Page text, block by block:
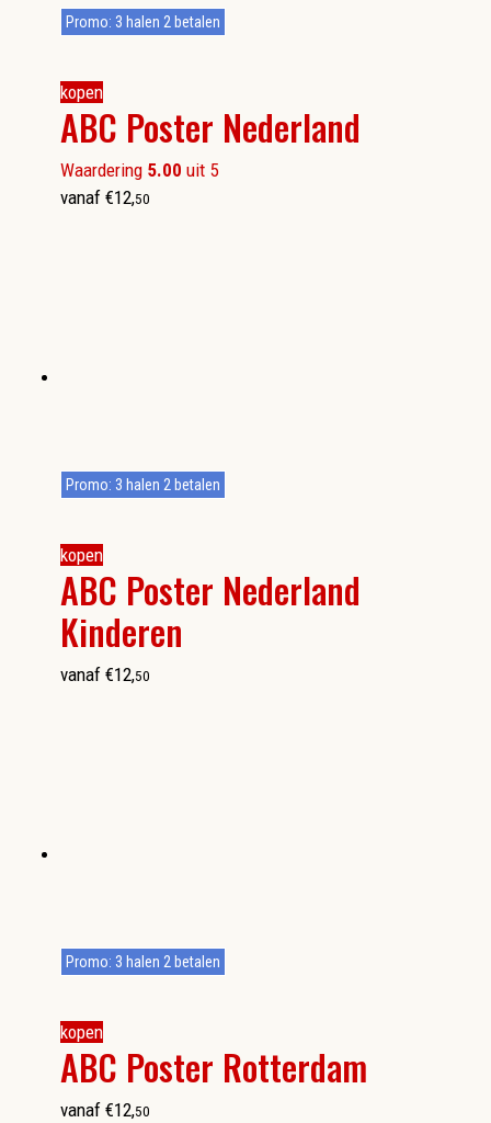
kopen
ABC Poster Nederland
Waardering 5.00 uit 5
Promo: 3 halen 2 betalen
vanaf €12,50
kopen
ABC Poster Nederland
Kinderen
Promo: 3 halen 2 betalen
vanaf €12,50
kopen
ABC Poster Rotterdam
Promo: 3 halen 2 betalen
vanaf €12,50